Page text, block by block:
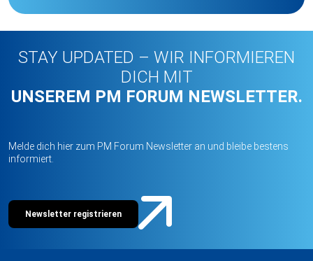
STAY UPDATED – WIR INFORMIEREN
DICH MIT
UNSEREM PM FORUM NEWSLETTER.
Newsletter registrieren
Melde dich hier zum PM Forum Newsletter an und bleibe bestens
informiert.